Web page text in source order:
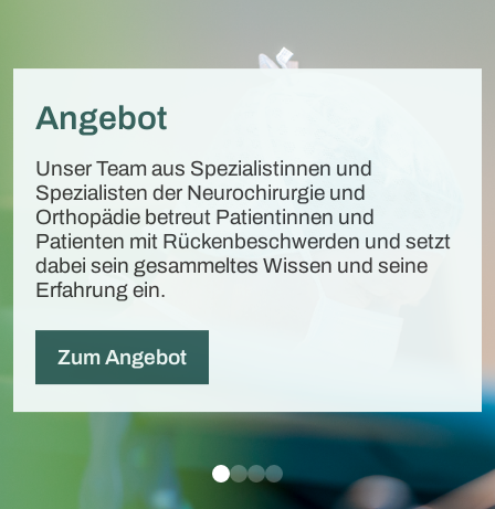
Angebot
Unser Team aus Spezialistinnen und
Spezialisten der Neurochirurgie und
Orthopädie betreut Patientinnen und
Patienten mit Rückenbeschwerden und setzt
dabei sein gesammeltes Wissen und seine
Erfahrung ein.
Zum Angebot